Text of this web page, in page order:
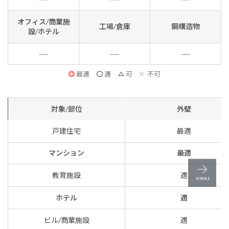
オフィス/商業施
設/ホテル
工場/倉庫 鋼構造物
最適 適 可 不可
対象/部位 外壁
戸建住宅 最適
マンション 最適
教育施設 適
ホテル 適
ビル/商業施設 適